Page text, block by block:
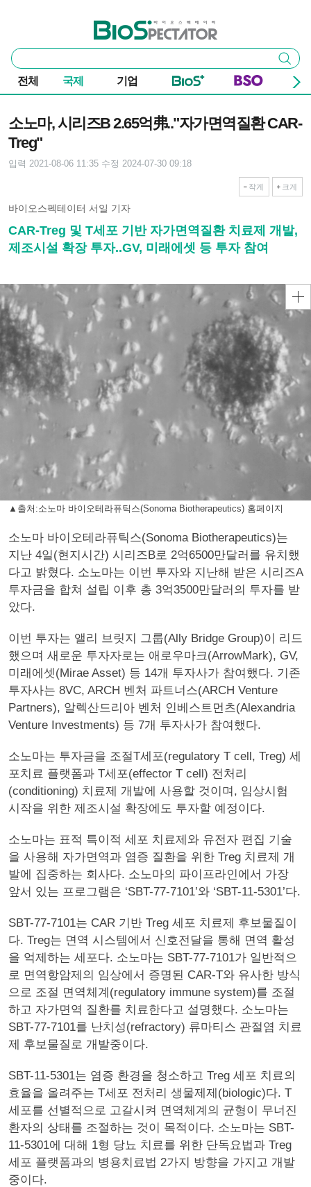
바이오스펙테이터
통
합
검
색
검색
전체 국제 기업
소노마, 시리즈B 2.65억弗.."자가면역질환 CAR-
Treg"
입력 2021-08-06 11:35 수정 2024-07-30 09:18
작게 크게
바이오스펙테이터 서일 기자
CAR-Treg 및 T세포 기반 자가면역질환 치료제 개발,
제조시설 확장 투자..GV, 미래에셋 등 투자 참여
▲출처:소노마 바이오테라퓨틱스(Sonoma Biotherapeutics) 홈페이지
소노마 바이오테라퓨틱스(Sonoma Biotherapeutics)는
지난 4일(현지시간) 시리즈B로 2억6500만달러를 유치했
다고 밝혔다. 소노마는 이번 투자와 지난해 받은 시리즈A
투자금을 합쳐 설립 이후 총 3억3500만달러의 투자를 받
았다.
이번 투자는 앨리 브릿지 그룹(Ally Bridge Group)이 리드
했으며 새로운 투자자로는 애로우마크(ArrowMark), GV,
미래에셋(Mirae Asset) 등 14개 투자사가 참여했다. 기존
투자사는 8VC, ARCH 벤처 파트너스(ARCH Venture
Partners), 알렉산드리아 벤처 인베스트먼츠(Alexandria
Venture Investments) 등 7개 투자사가 참여했다.
소노마는 투자금을 조절T세포(regulatory T cell, Treg) 세
포치료 플랫폼과 T세포(effector T cell) 전처리
(conditioning) 치료제 개발에 사용할 것이며, 임상시험
시작을 위한 제조시설 확장에도 투자할 예정이다.
소노마는 표적 특이적 세포 치료제와 유전자 편집 기술
을 사용해 자가면역과 염증 질환을 위한 Treg 치료제 개
발에 집중하는 회사다. 소노마의 파이프라인에서 가장
앞서 있는 프로그램은 ‘SBT-77-7101’와 ‘SBT-11-5301’다.
SBT-77-7101는 CAR 기반 Treg 세포 치료제 후보물질이
다. Treg는 면역 시스템에서 신호전달을 통해 면역 활성
을 억제하는 세포다. 소노마는 SBT-77-7101가 일반적으
로 면역항암제의 임상에서 증명된 CAR-T와 유사한 방식
으로 조절 면역체계(regulatory immune system)를 조절
하고 자가면역 질환를 치료한다고 설명했다. 소노마는
SBT-77-7101를 난치성(refractory) 류마티스 관절염 치료
제 후보물질로 개발중이다.
SBT-11-5301는 염증 환경을 청소하고 Treg 세포 치료의
효율을 올려주는 T세포 전처리 생물제제(biologic)다. T
세포를 선별적으로 고갈시켜 면역체계의 균형이 무너진
환자의 상태를 조절하는 것이 목적이다. 소노마는 SBT-
11-5301에 대해 1형 당뇨 치료를 위한 단독요법과 Treg
세포 플랫폼과의 병용치료법 2가지 방향을 가지고 개발
중이다.